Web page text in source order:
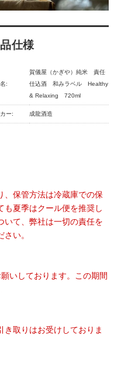
仕様
:
賀儀屋（かぎや）純米 責任
仕込酒 和みラベル Healthy
& Relaxing 720ml
ー: 成龍酒造
、保管方法は冷蔵庫での保
も夏季はクール便を推奨し
いて、弊社は一切の責任を
い。
いしております。この期間
き取りはお受けしておりま